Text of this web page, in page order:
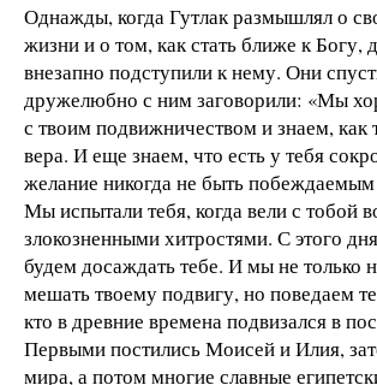
Однажды, когда Гутлак размышлял о
жизни и о том, как стать ближе к Богу,
внезапно подступили к нему. Они
дружелюбно с ним заговорили: «Мы
с твоим подвижничеством и знаем, как
вера. И еще знаем, что есть у тебя
желание никогда не быть
Мы испытали тебя, когда вели с тобой
злокозненными хитростями. С этого
будем досаждать тебе. И мы не только
мешать твоему подвигу, но поведаем
кто в древние времена подвизался в
Первыми постились Моисей и Илия,
мира, а потом многие славные